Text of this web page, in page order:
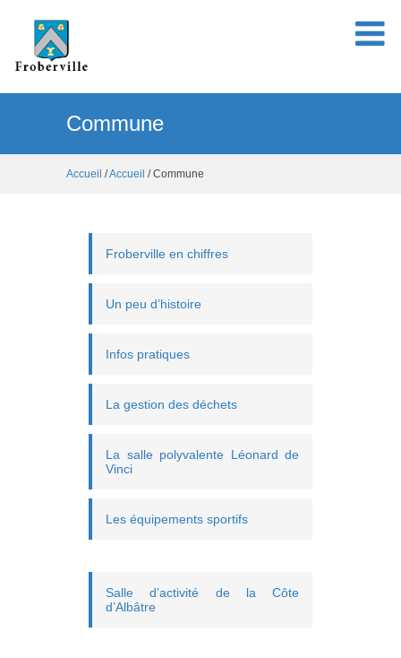
Commune
Accueil /Accueil / Commune
Froberville en chiffres
Un peu d’histoire
Infos pratiques
La gestion des déchets
La salle polyvalente Léonard de
Vinci
Les équipements sportifs
Salle d’activité de la Côte
d’Albâtre